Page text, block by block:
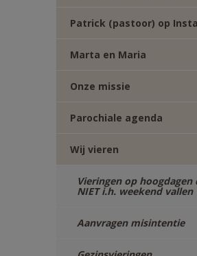
Patrick (pastoor) op
Marta en Maria
Onze missie
Parochiale agenda
Wij vieren
Vieringen op hoogdagen
NIET i.h. weekend vallen
Aanvragen misintentie